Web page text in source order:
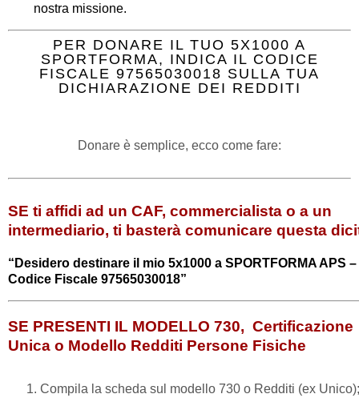
nostra missione.
PER DONARE IL TUO 5X1000 A
SPORTFORMA, INDICA IL CODICE
FISCALE 97565030018 SULLA TUA
DICHIARAZIONE DEI REDDITI
Donare è semplice, ecco come fare:
SE ti affidi ad un CAF, commercialista o a un
intermediario, ti basterà comunicare questa
“Desidero destinare il mio 5x1000 a SPORTFORMA APS –
Codice Fiscale 97565030018”
SE PRESENTI IL MODELLO 730, Certificazione
Unica o Modello Redditi Persone Fisiche
Compila la scheda sul modello 730 o Redditi (ex Unico);